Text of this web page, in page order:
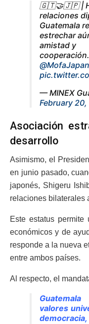
🇬🇹🤝🇯🇵 |
relaciones
Guatemala
estrechar
amistad y
cooperación.
— MINEX
February
Asociación
desarrollo
Asimismo, el
en junio pasado,
japonés, Shigeru
relaciones bilaterales
Este estatus permite
económicos y de
responde a la nueva
entre ambos países.
Al respecto, el
valores